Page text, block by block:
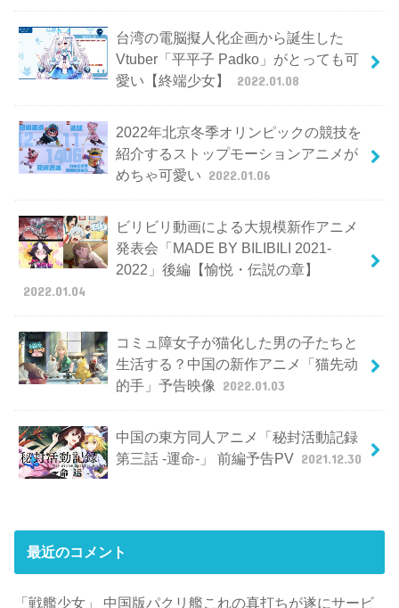
台湾の電脳擬人化企画から誕生した
Vtuber「平平子 Padko」がとっても可
愛い【終端少女】
2022.01.08
2022年北京冬季オリンピックの競技を
紹介するストップモーションアニメが
めちゃ可愛い 2022.01.06
ビリビリ動画による大規模新作アニメ
発表会「MADE BY BILIBILI 2021-
2022」後編【愉悦・伝説の章】
2022.01.04
コミュ障女子が猫化した男の子たちと
生活する？中国の新作アニメ「猫先动
的手」予告映像
2022.01.03
中国の東方同人アニメ「秘封活動記録
第三話 -運命-」 前編予告PV 2021.12.30
最近のコメント
「戦艦少女」 中国版パクリ艦これの真打ちが遂にサービ